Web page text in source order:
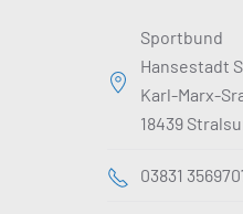
Sportbund
Hansestadt
Karl-Marx-
18439
03831